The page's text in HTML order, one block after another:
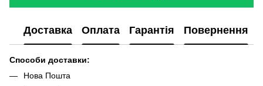
Доставка Оплата Гарантія Повернення
Способи доставки:
Нова Пошта